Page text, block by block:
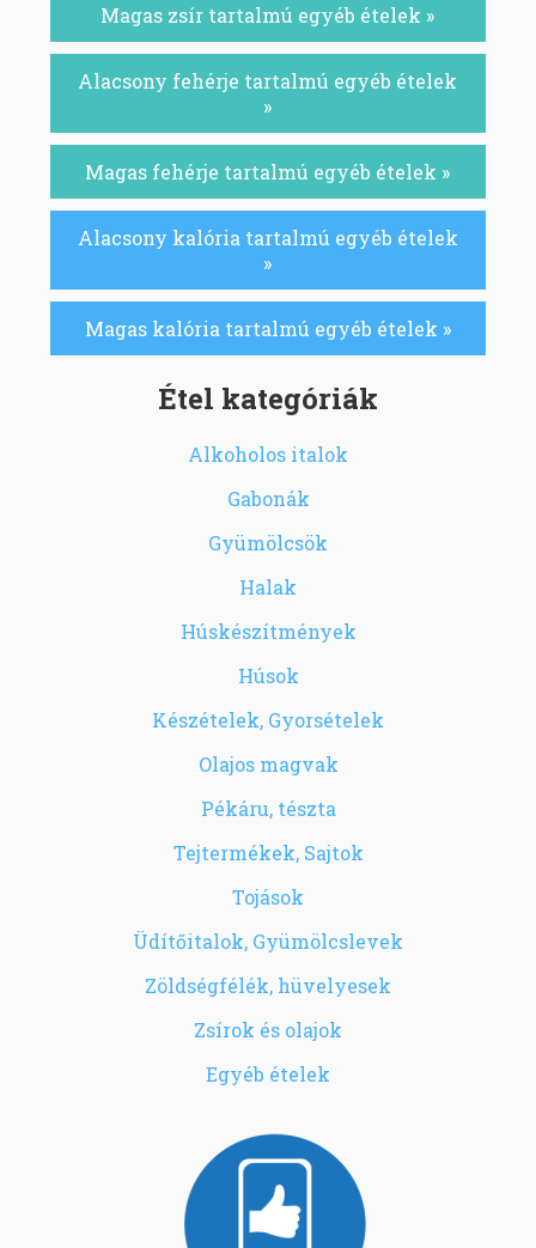
Magas zsír tartalmú egyéb ételek »
Alacsony fehérje tartalmú egyéb ételek
»
Magas fehérje tartalmú egyéb ételek »
Alacsony kalória tartalmú egyéb ételek
»
Magas kalória tartalmú egyéb ételek »
Étel kategóriák
Alkoholos italok
Gabonák
Gyümölcsök
Halak
Húskészítmények
Húsok
Készételek, Gyorsételek
Olajos magvak
Pékáru, tészta
Tejtermékek, Sajtok
Tojások
Üdítőitalok, Gyümölcslevek
Zöldségfélék, hüvelyesek
Zsírok és olajok
Egyéb ételek